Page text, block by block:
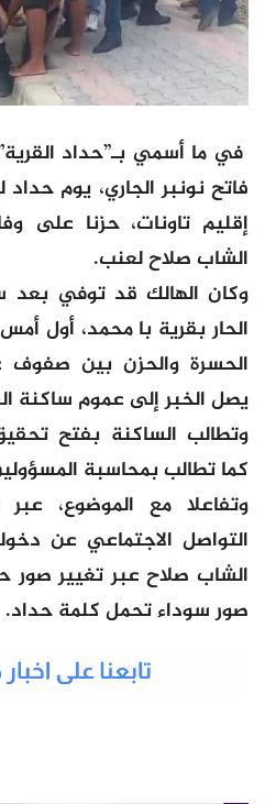
في ما أسمي بـ”حداد
فاتح نونبر الجاري، يوم
إقليم تاونات، حزنا على
الشاب صلاح لعنب.
وكان الهالك قد توفي بعد
الحار بقرية با محمد، أول
الحسرة والحزن بين صفوف
يصل الخبر إلى عموم ساكنة
وتطالب الساكنة بفتح
كما تطالب بمحاسبة
وتفاعلا مع الموضوع،
التواصل الاجتماعي عن
الشاب صلاح عبر تغيير
صور سوداء تحمل كلمة حداد.